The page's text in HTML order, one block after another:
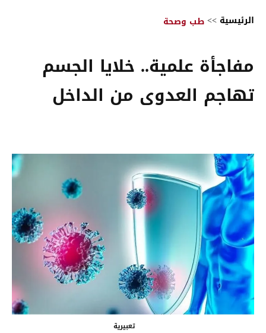
الرئيسية >>طب وصحة
مفاجأة علمية.. خلايا الجسم
تهاجم العدوى من الداخل
تعبيرية